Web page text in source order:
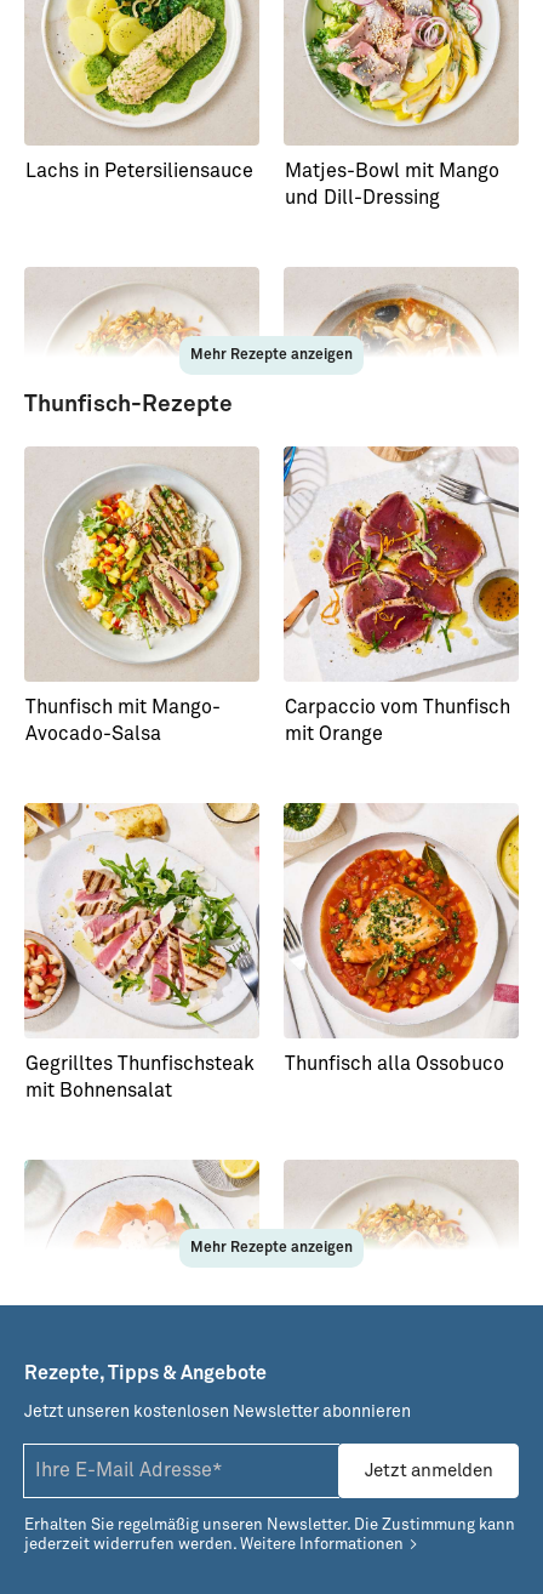
Lachs in Petersiliensauce
Matjes-Bowl mit Mango
und Dill-Dressing
Nasi goreng mit
Thunfischsteaks
Pekingsuppe mit
Seelachs
Mehr Rezepte anzeigen
Thunfisch-Rezepte
Thunfisch mit Mango-
Avocado-Salsa
Carpaccio vom Thunfisch
mit Orange
Gegrilltes Thunfischsteak
mit Bohnensalat
Thunfisch alla Ossobuco
Räucherlachs mit
Thunfischcreme
Nasi goreng mit
Thunfischsteaks
Mehr Rezepte anzeigen
Rezepte, Tipps & Angebote
Jetzt unseren kostenlosen Newsletter abonnieren
Jetzt anmelden
Erhalten Sie regelmäßig unseren Newsletter. Die Zustimmung kann
jederzeit widerrufen werden. Weitere Informationen